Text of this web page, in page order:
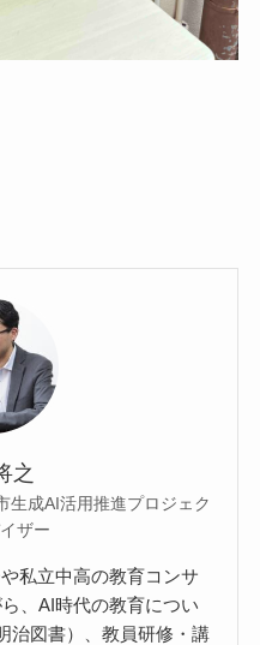
之
生成AI活用推進プロジェク
ザー
私立中高の教育コンサ
、AI時代の教育につい
治図書）、教員研修・講